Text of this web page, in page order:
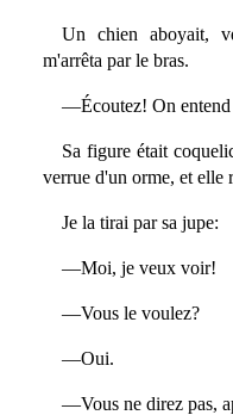
Un chien aboyait,
m'arrêta par le bras.
—Écoutez! On entend
Sa figure était
verrue d'un orme, et elle
Je la tirai par sa jupe:
—Moi, je veux voir!
—Vous le voulez?
—Oui.
—Vous ne direz pas,